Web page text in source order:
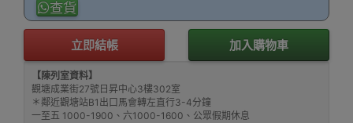
查貨
立即結帳 加入購物車
【陳列室資料】
觀塘成業街27號日昇中心3樓302室
＊鄰近觀塘站B1出口馬會轉左直行3-4分鐘
一至五 1000-1900、六1000-1600、公眾假期休息